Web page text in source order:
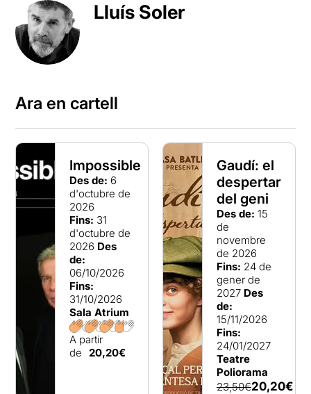
Lluís Soler
Ara en cartell
Impossible
Des de: 6
d'octubre de
2026
Fins: 31
d'octubre de
2026 Des
de:
06/10/2026
Fins:
31/10/2026
Sala Atrium
A partir
de
20,20€
Gaudí: el
despertar
del geni
Des de: 15
de
novembre
de 2026
Fins: 24 de
gener de
2027 Des
de:
15/11/2026
Fins:
24/01/2027
Teatre
Poliorama
23,50€20,20€